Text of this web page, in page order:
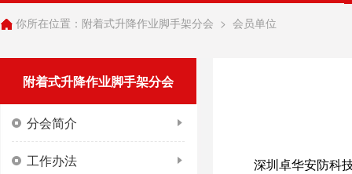
你所在位置： 附着式升降作业脚手架分会 > 会员单位
附着式升降作业脚手架分会
分会简介
工作办法 深圳卓华安防科